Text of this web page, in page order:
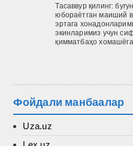
Тасаввур қилинг:
юбораётган маиший
эртага
экинларимиз учун
қимматбаҳо
Фойдали манбаалар
Uza.uz